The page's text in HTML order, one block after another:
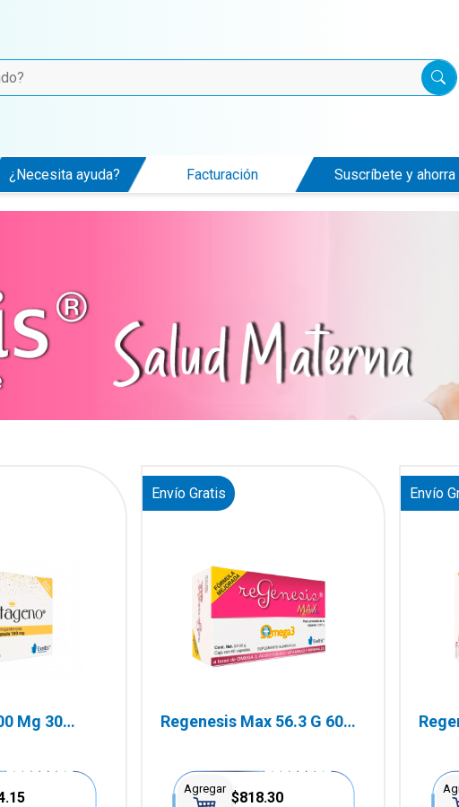
¿Necesita ayuda? Facturación Suscríbete y ahorra
Mg 30
Envío Gratis
Regenesis Max 56.3 G 60
Agregar
$818.30
Envío